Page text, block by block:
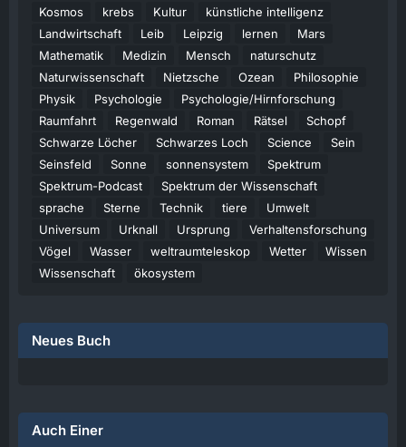
Kosmos
krebs Kultur
künstliche intelligenz
Landwirtschaft
Leib Leipzig lernen
Mars
Mathematik
Medizin Mensch
naturschutz
Naturwissenschaft
Nietzsche Ozean
Philosophie
Physik
Psychologie
Psychologie/Hirnforschung
Raumfahrt
Regenwald Roman Rätsel
Schopf
Schwarze Löcher
Schwarzes Loch Science
Sein
Seinsfeld
Sonne sonnensystem
Spektrum
Spektrum-Podcast
Spektrum der Wissenschaft
sprache
Sterne Technik tiere
Umwelt
Universum
Urknall Ursprung
Verhaltensforschung
Vögel
Wasser weltraumteleskop Wetter
Wissen
Wissenschaft
ökosystem
Neues Buch
Auch Einer